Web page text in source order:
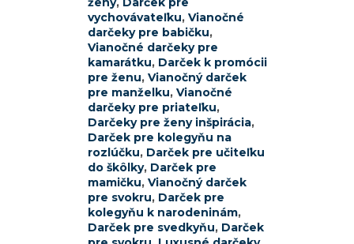
vychovávateľku, Vianočné
darčeky pre babičku,
Vianočné darčeky pre
kamarátku, Darček k promócii
pre ženu, Vianočný darček
pre manželku, Vianočné
darčeky pre priateľku,
Darčeky pre ženy inšpirácia,
Darček pre kolegyňu na
rozlúčku, Darček pre učiteľku
do škôlky, Darček pre
mamičku, Vianočný darček
pre svokru, Darček pre
kolegyňu k narodeninám,
Darček pre svedkyňu, Darček